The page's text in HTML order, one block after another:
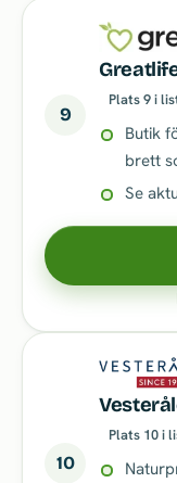
9
Plats 9 i
Butik
brett
Se
10
Plats 10 i